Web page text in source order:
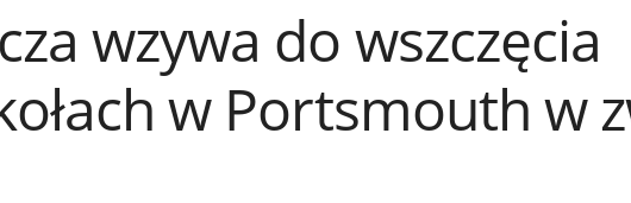
wzywa do wszczęcia
w Portsmouth w